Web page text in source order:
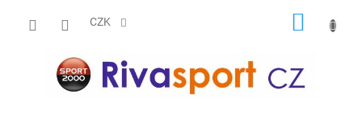
CZK